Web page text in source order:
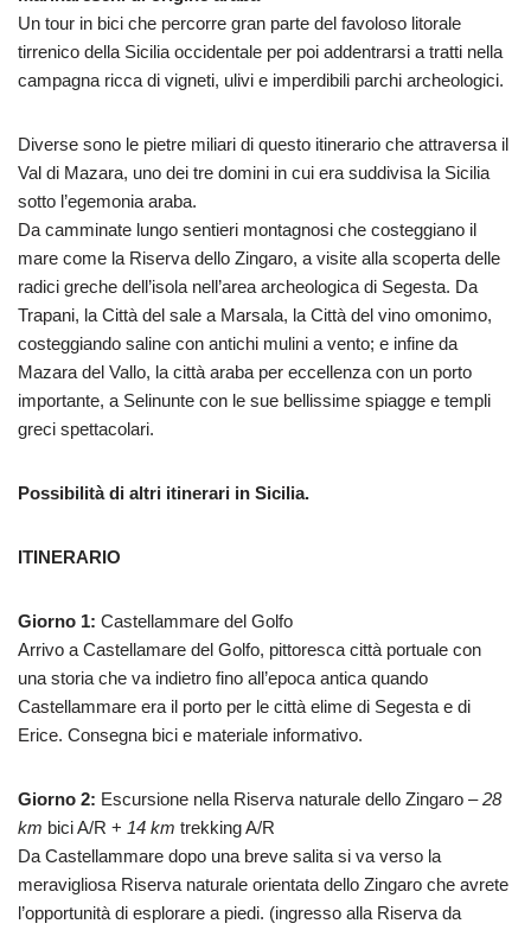
Un tour in bici che percorre gran parte del favoloso litorale
tirrenico della Sicilia occidentale per poi addentrarsi a tratti nella
campagna ricca di vigneti, ulivi e imperdibili parchi archeologici.
Diverse sono le pietre miliari di questo itinerario che attraversa il
Val di Mazara, uno dei tre domini in cui era suddivisa la Sicilia
sotto l’egemonia araba.
Da camminate lungo sentieri montagnosi che costeggiano il
mare come la Riserva dello Zingaro, a visite alla scoperta delle
radici greche dell’isola nell’area archeologica di Segesta. Da
Trapani, la Città del sale a Marsala, la Città del vino omonimo,
costeggiando saline con antichi mulini a vento; e infine da
Mazara del Vallo, la città araba per eccellenza con un porto
importante, a Selinunte con le sue bellissime spiagge e templi
greci spettacolari.
Possibilità di altri itinerari in Sicilia.
ITINERARIO
Giorno 1: Castellammare del Golfo
Arrivo a Castellamare del Golfo, pittoresca città portuale con
una storia che va indietro fino all’epoca antica quando
Castellammare era il porto per le città elime di Segesta e di
Erice. Consegna bici e materiale informativo.
Giorno 2: Escursione nella Riserva naturale dello Zingaro –28
km bici A/R + 14 km trekking A/R
Da Castellammare dopo una breve salita si va verso la
meravigliosa Riserva naturale orientata dello Zingaro che avrete
l’opportunità di esplorare a piedi. (ingresso alla Riserva da